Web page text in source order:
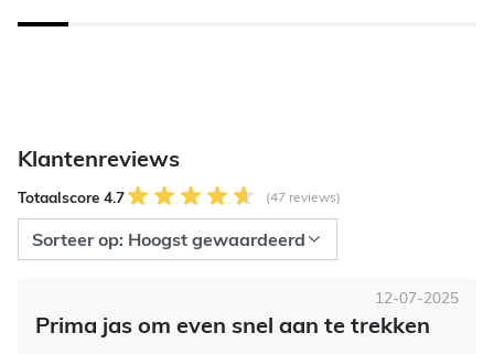
Klantenreviews
Totaalscore 4.7 (47 reviews)
Prima jas om even snel aan te trekken
12-07-2025